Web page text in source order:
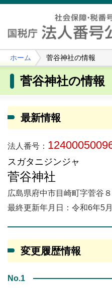
ホーム 菅谷神社の情報
菅谷神社の情報
最新情報
法人番号：
スガタニジンジャ
菅谷神社
広島県府中市目崎町字菅谷
最終更新年月日：令和6年5
変更履歴情報
No.1